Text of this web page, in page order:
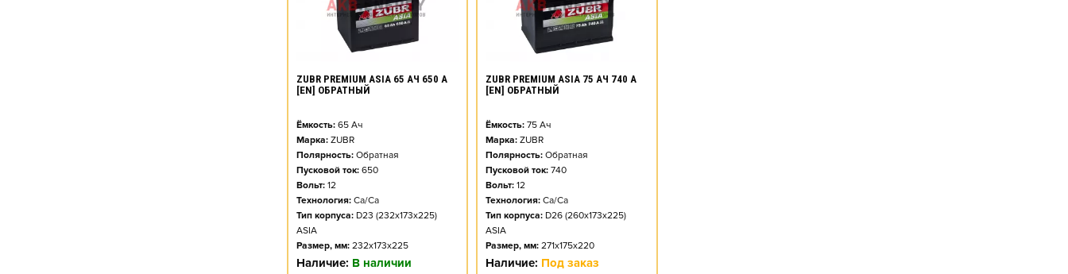
ZUBR PREMIUM ASIA 65 АЧ 650 А
[EN] ОБРАТНЫЙ
Ёмкость: 65 Ач
Марка: ZUBR
Полярность: Обратная
Пусковой ток: 650
Вольт: 12
Технология: Ca/Ca
Тип корпуса: D23 (232x173x225)
ASIA
Размер, мм: 232x173x225
Наличие: В наличии
ZUBR PREMIUM ASIA 75 АЧ 740 А
[EN] ОБРАТНЫЙ
Ёмкость: 75 Ач
Марка: ZUBR
Полярность: Обратная
Пусковой ток: 740
Вольт: 12
Технология: Ca/Ca
Тип корпуса: D26 (260x173x225)
ASIA
Размер, мм: 271x175x220
Наличие: Под заказ